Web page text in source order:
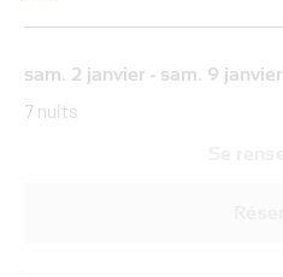
sam. 2 janvier - sam. 9 janvier
7 nuits